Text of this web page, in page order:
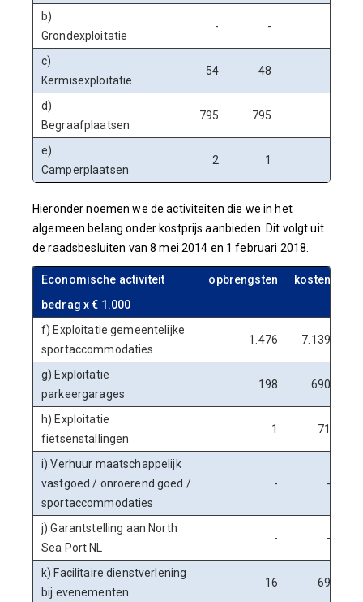
b)
Grondexploitatie
- -
c)
Kermisexploitatie
54 48
d)
Begraafplaatsen
795 795
e)
Camperplaatsen
2 1
Hieronder noemen we de activiteiten die we in het
algemeen belang onder kostprijs aanbieden. Dit volgt uit
de raadsbesluiten van 8 mei 2014 en 1 februari 2018.
Economische activiteit opbrengsten kosten
bedrag x € 1.000
f) Exploitatie gemeentelijke
sportaccommodaties
1.476 7.139
g) Exploitatie
parkeergarages
198 690
h) Exploitatie
fietsenstallingen
1 71
i) Verhuur maatschappelijk
vastgoed / onroerend goed /
sportaccommodaties
- -
j) Garantstelling aan North
Sea Port NL
- -
k) Facilitaire dienstverlening
bij evenementen
16 69